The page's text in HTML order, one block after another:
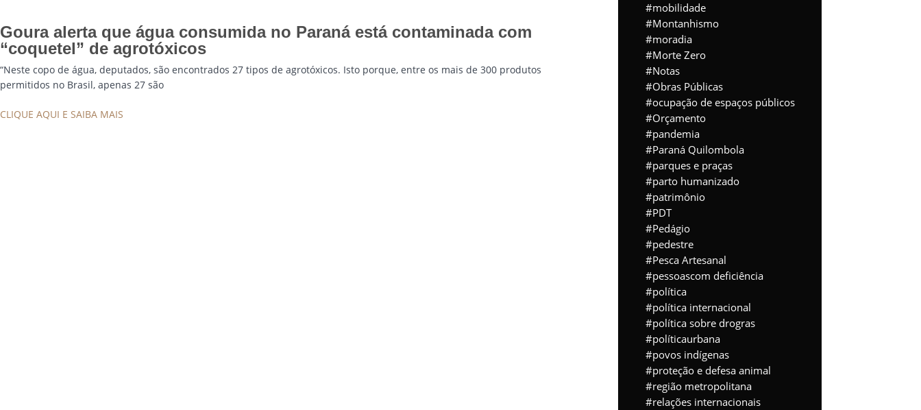
Goura alerta que água consumida no Paraná está contaminada com
“coquetel” de agrotóxicos
“Neste copo de água, deputados, são encontrados 27 tipos de agrotóxicos. Isto porque, entre os mais de 300 produtos
permitidos no Brasil, apenas 27 são
CLIQUE AQUI E SAIBA MAIS
mobilidade
Montanhismo
moradia
Morte Zero
Notas
Obras Públicas
ocupação de espaços públicos
Orçamento
pandemia
Paraná Quilombola
parques e praças
parto humanizado
patrimônio
PDT
Pedágio
pedestre
Pesca Artesanal
pessoascom deficiência
política
política internacional
política sobre drogras
políticaurbana
povos indígenas
proteção e defesa animal
região metropolitana
relações internacionais